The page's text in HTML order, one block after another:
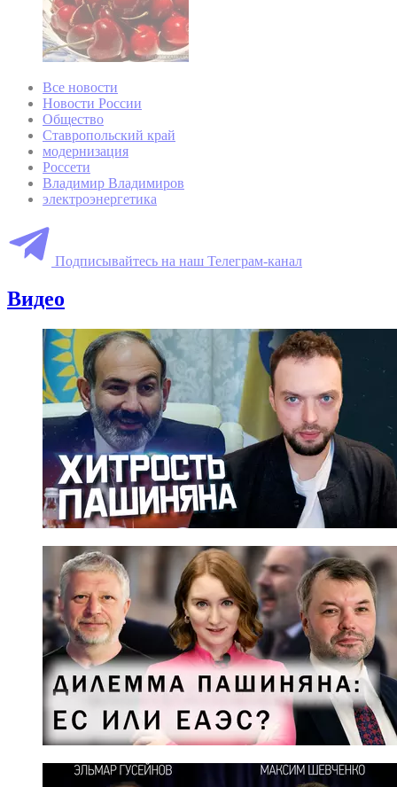
Все новости
Новости России
Общество
Ставропольский край
модернизация
Россети
Владимир Владимиров
электроэнергетика
Подписывайтесь на наш Телеграм-канал
Видео